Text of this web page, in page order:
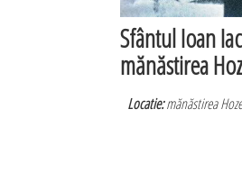
Sfântul Ioan
mănăstirea
Locatie:mănăstirea